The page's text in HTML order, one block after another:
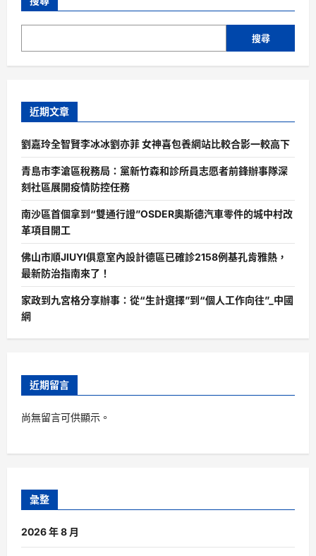
搜尋
近期文章
劉嘉玲全智賢李冰冰劉亦菲 女神喜包養網站比較合影一較高下
青島市李滄區稅務局：黨新竹森和診所員志愿者前鋒辦事隊深
刻社區展開疫情防控任務
南沙區首個拿到“雙通行證”OSDER奧斯德汽車零件的城中村改
革項目開工
佛山市順JIUYI俱意室內設計德區已確診2158例基孔肯雅熱，
最新防治指南來了！
家政到九宮格分享辦事：從“生計選擇”到“個人工作向往”_中國
網
近期留言
尚無留言可供顯示。
彙整
2026 年 8 月